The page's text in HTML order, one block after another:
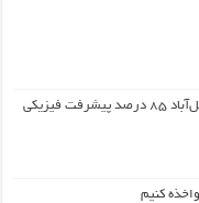
طراحی شهری محدوده قلعه وکیل‌آباد ۸۵ درصد پیشرفت فیزیکی
کنیم